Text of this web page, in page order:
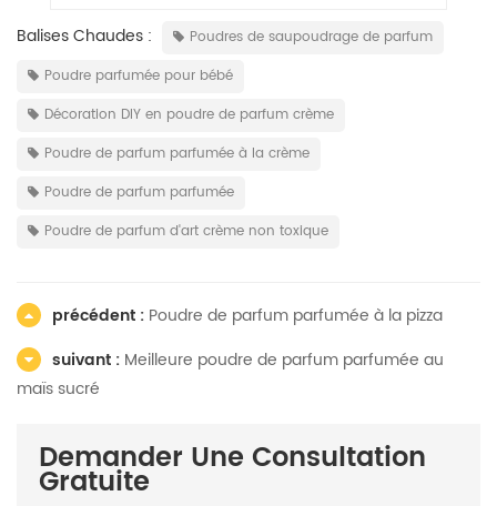
Balises Chaudes :
Poudres de saupoudrage de parfum
Poudre parfumée pour bébé
Décoration DIY en poudre de parfum crème
Poudre de parfum parfumée à la crème
Poudre de parfum parfumée
Poudre de parfum d'art crème non toxique
précédent : Poudre de parfum parfumée à la pizza
suivant : Meilleure poudre de parfum parfumée au
maïs sucré
Demander Une Consultation
Gratuite